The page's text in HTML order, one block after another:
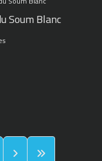
Soum Blanc